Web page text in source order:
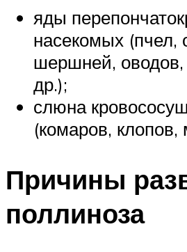
яды
насекомых (пчел,
шершней, оводов,
др.);
слюна
(комаров,
Причины
поллиноза